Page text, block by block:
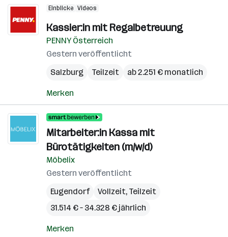
Einblicke Videos
Kassier:in mit Regalbetreuung
PENNY Österreich
Gestern veröffentlicht
Salzburg
Teilzeit ab 2.251 € monatlich
Merken
Mitarbeiter:in Kassa mit
Bürotätigkeiten (m/w/d)
Möbelix
Gestern veröffentlicht
Eugendorf
Vollzeit, Teilzeit
31.514 € – 34.328 € jährlich
Merken